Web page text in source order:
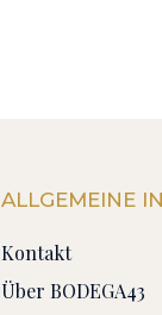
ALLGEMEINE
Kontakt
Über BODEGA43